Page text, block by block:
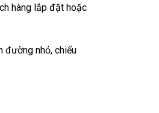
hàng lắp đặt hoặc
đường nhỏ, chiếu